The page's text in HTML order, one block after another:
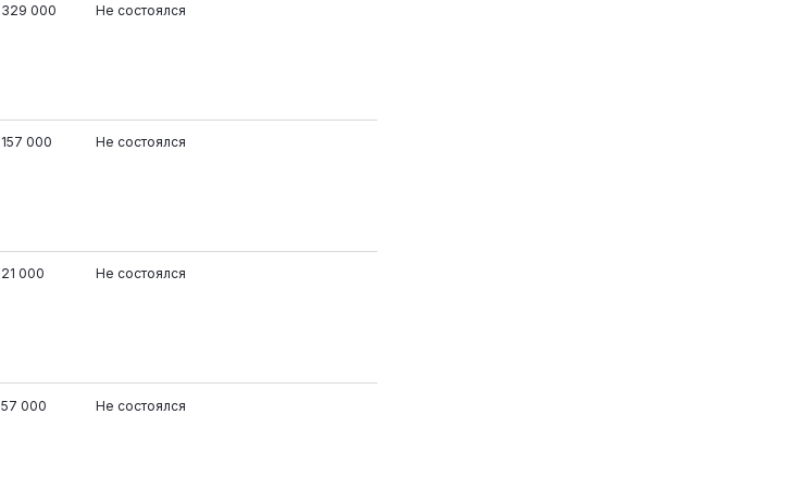
329 000 Не состоялся
157 000 Не состоялся
21 000 Не состоялся
57 000 Не состоялся